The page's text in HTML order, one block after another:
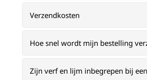
Verzendkosten
Hoe snel wordt mijn bestelling
Zijn verf en lijm inbegrepen bij een